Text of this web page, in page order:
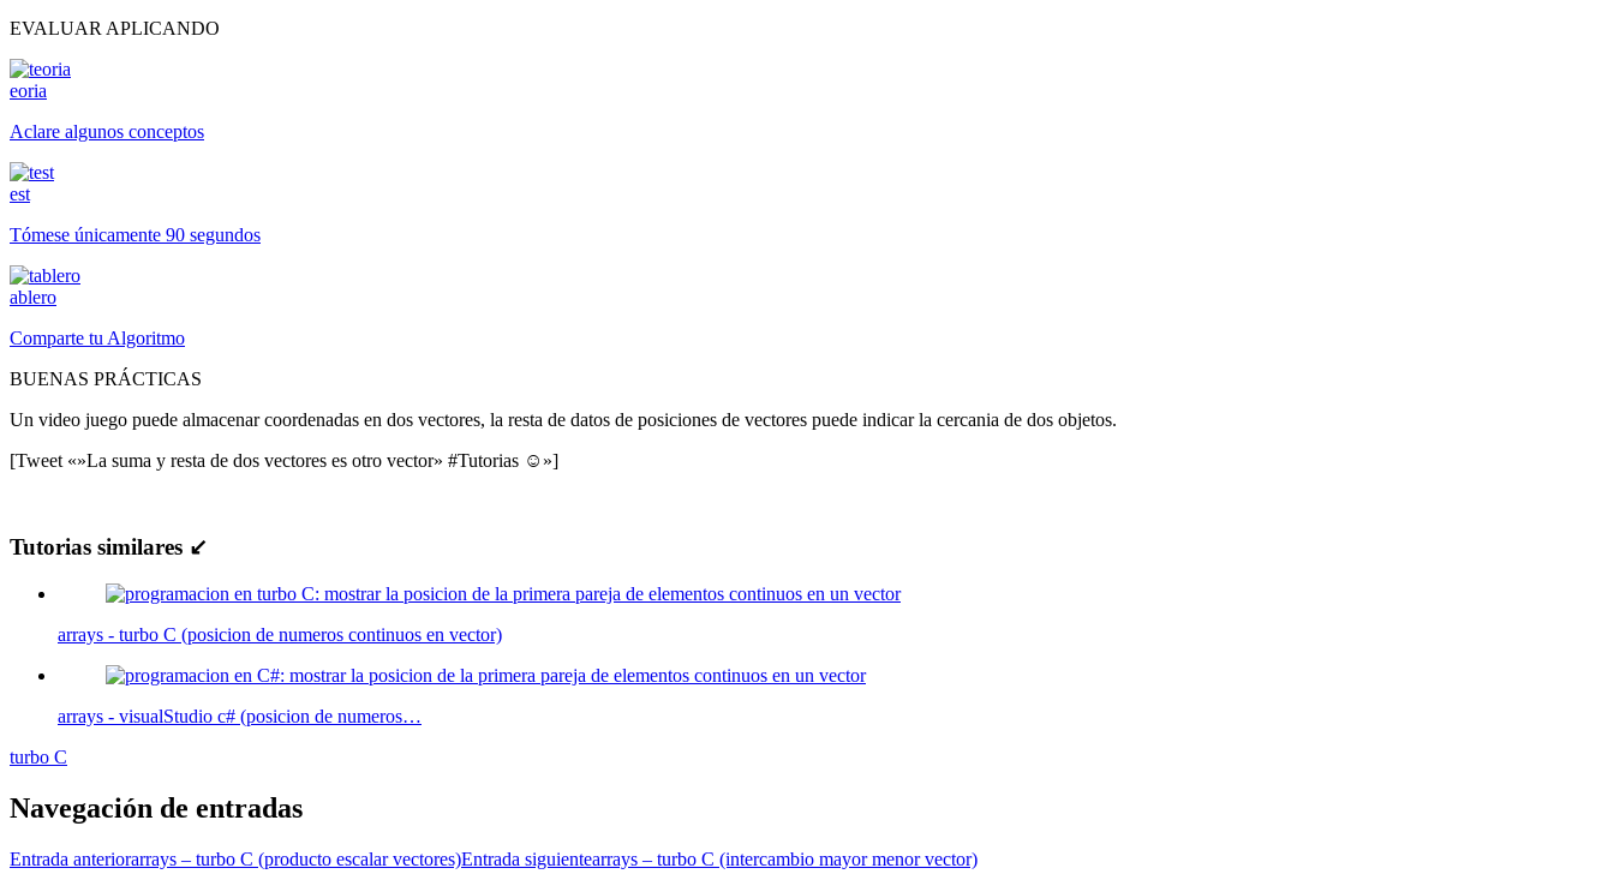
EVALUAR APLICANDO
eoria
Aclare algunos conceptos
est
Tómese únicamente 90 segundos
ablero
Comparte tu Algoritmo
BUENAS PRÁCTICAS
Un video juego puede almacenar coordenadas en dos vectores, la resta de datos de posiciones de vectores puede indicar la cercania de dos objetos.
[Tweet «»La suma y resta de dos vectores es otro vector» #Tutorias ☺»]
Tutorias similares ↙
arrays - turbo C (posicion de numeros continuos en vector)
arrays - visualStudio c# (posicion de numeros…
turbo C
Navegación de entradas
Entrada anteriorarrays – turbo C (producto escalar vectores)Entrada siguientearrays – turbo C (intercambio mayor menor vector)